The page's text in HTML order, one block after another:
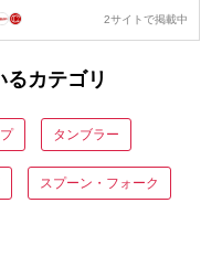
2サイトで掲載中
カテゴリ
タンブラー
スプーン・フォーク